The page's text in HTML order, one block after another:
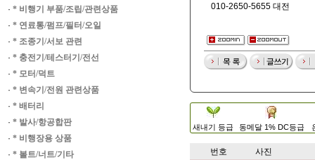
· * 비행기 부품/조립/관련상품
· * 연료통/펌프/필터/오일
· * 조종기/서보 관련
· * 충전기/테스터기/전선
· * 모터/덕트
· * 변속기/전원 관련상품
· * 배터리
· * 발사/항공합판
· * 비행장용 상품
· * 볼트/너트/기타
010-2650-5655 대전
새내기 등급 동메달 1% DC등급
번호
사진